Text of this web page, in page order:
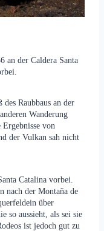
an der Caldera Santa
Raubbaus an der
Wanderung
von
der Vulkan sah nicht
Catalina vorbei.
nach der Montaña de
über
so aussieht, als sei sie
ist jedoch gut zu